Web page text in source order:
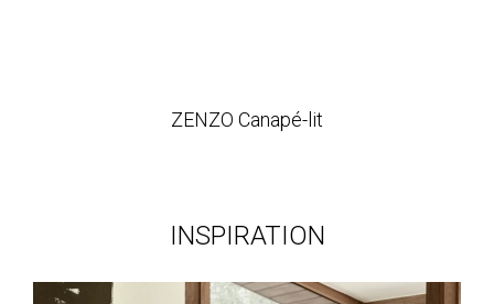
ZENZO Canapé-lit
INSPIRATION